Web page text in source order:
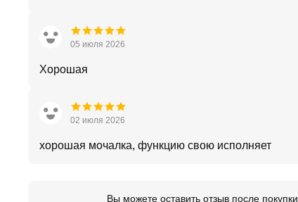
05 июля 2026
Хорошая
02 июля 2026
хорошая мочалка, функцию свою исполняет
Вы можете оставить отзыв после покупки